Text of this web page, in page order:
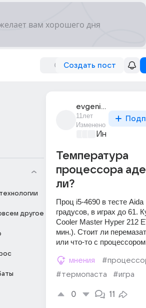
Создать пост
другое
evgenii_noskov_329
11лет
Изменено
Температура
процессора
ли?
Проц i5-4690 в тесте Aida
градусов, в играх до 61.
Cooler Master Hyper 212
мин.). Стоит ли
или что-то с
мнения
#термопаста
#игра
0 11